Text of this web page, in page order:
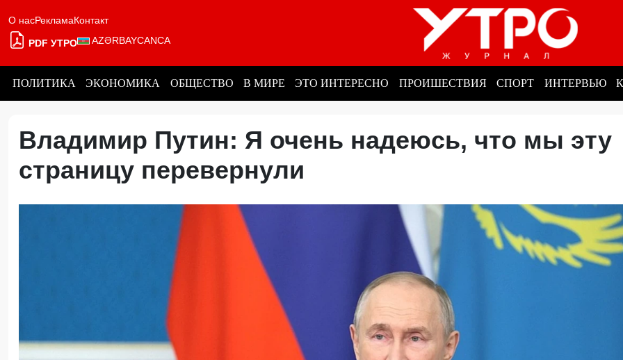
О насРекламаКонтакт
PDF УТРО AZƏRBAYCANCA
ПОЛИТИКА ЭКОНОМИКА ОБЩЕСТВО В МИРЕ ЭТО ИНТЕРЕСНО ПРОИШЕСТВИЯ СПОРТ ИНТЕРВЬЮ
Владимир Путин: Я очень надеюсь, что мы эту
страницу перевернули